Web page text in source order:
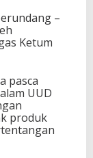
–
Ketum
pasca
UUD
produk